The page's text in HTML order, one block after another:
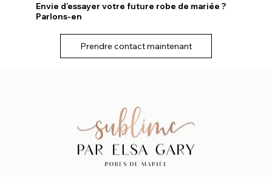
Envie d’essayer votre future robe de mariée ?
Parlons-en
Prendre contact maintenant